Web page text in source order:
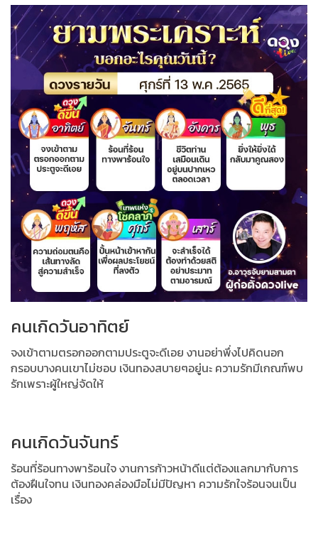
คนเกิดวันอาทิตย์
จงเข้าตามตรอกออกตามประตูจะดีเอย งานอย่าพึ่งไปคิดนอก
กรอบบางคนเขาไม่ชอบ เงินทองสบายๆอยู่นะ ความรักมีเกณฑ์พบ
รักเพราะผู้ใหญ่จัดให้
คนเกิดวันจันทร์
ร้อนที่ร้อนทางพาร้อนใจ งานการก้าวหน้าดีแต่ต้องแลกมากับการ
ต้องฝืนใจทน เงินทองคล่องมือไม่มีปัญหา ความรักใจร้อนจนเป็น
เรื่อง